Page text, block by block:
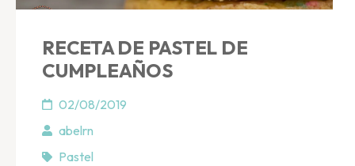
RECETA DE PASTEL DE
CUMPLEAÑOS
02/08/2019
abelrn
Pastel